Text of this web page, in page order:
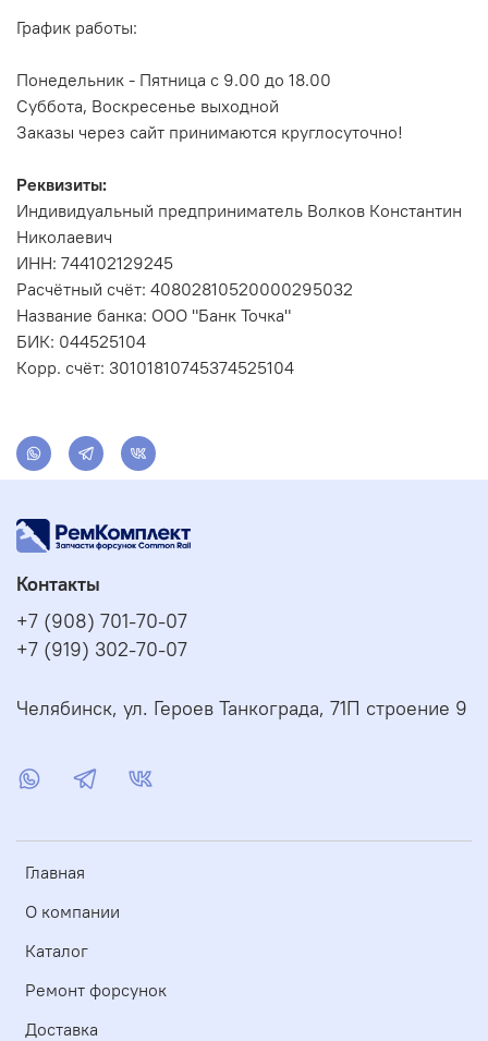
График работы:
Понедельник - Пятница с 9.00 до 18.00
Суббота, Воскресенье выходной
Заказы через сайт принимаются круглосуточно!
Реквизиты:
Индивидуальный предприниматель Волков Константин
Николаевич
ИНН: 744102129245
Расчётный счёт: 40802810520000295032
Название банка: ООО "Банк Точка"
БИК: 044525104
Корр. счёт: 30101810745374525104
Главная
О компании
Каталог
Ремонт форсунок
Доставка
Контакты
+7 (908) 701-70-07
+7 (919) 302-70-07
Челябинск, ул. Героев Танкограда, 71П строение 9